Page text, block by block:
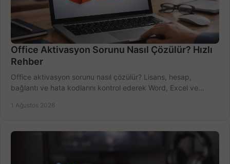
Office Aktivasyon Sorunu Nasıl Çözülür? Hızlı
Rehber
Office aktivasyon sorunu nasıl çözülür? Lisans, hesap,
bağlantı ve hata kodlarını kontrol ederek Word, Excel ve
1 Ağustos 2026